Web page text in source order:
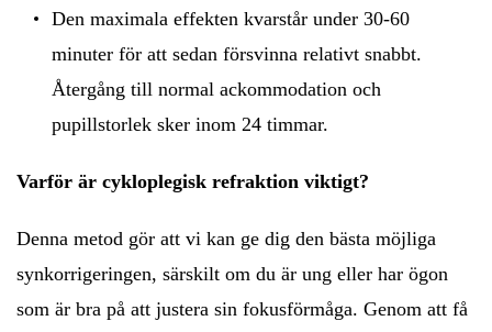
Den maximala effekten kvarstår under 30-60
minuter för att sedan försvinna relativt snabbt.
Återgång till normal ackommodation och
pupillstorlek sker inom 24 timmar.
Varför är cykloplegisk refraktion viktigt?
Denna metod gör att vi kan ge dig den bästa möjliga
synkorrigeringen, särskilt om du är ung eller har ögon
som är bra på att justera sin fokusförmåga. Genom att få